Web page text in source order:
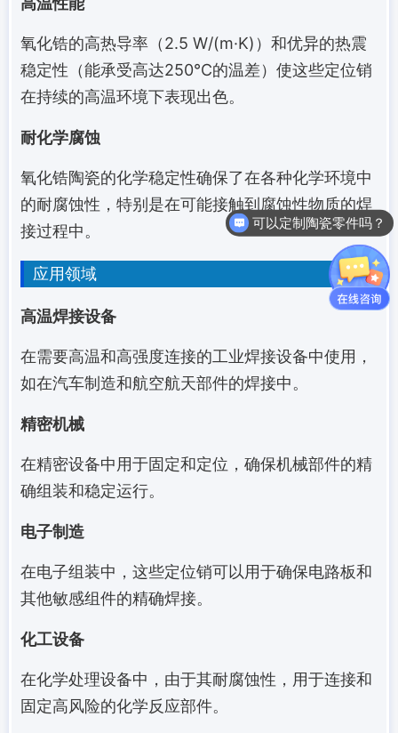
氧化锆的高热导率（2.5 W/(m·K)）和优异的热震
稳定性（能承受高达250°C的温差）使这些定位销
在持续的高温环境下表现出色。
耐化学腐蚀
氧化锆陶瓷的化学稳定性确保了在各种化学环境中
的耐腐蚀性，特别是在可能接触到腐蚀性物质的焊
接过程中。
应用领域
高温焊接设备
在需要高温和高强度连接的工业焊接设备中使用，
如在汽车制造和航空航天部件的焊接中。
精密机械
在精密设备中用于固定和定位，确保机械部件的精
确组装和稳定运行。
电子制造
在电子组装中，这些定位销可以用于确保电路板和
其他敏感组件的精确焊接。
化工设备
在化学处理设备中，由于其耐腐蚀性，用于连接和
固定高风险的化学反应部件。
可以定制陶瓷零件吗？